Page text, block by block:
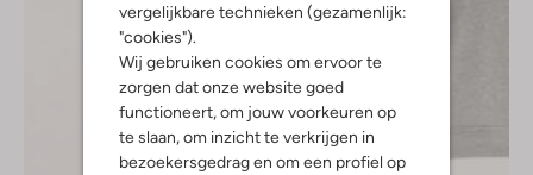
vergelijkbare technieken (gezamenlijk:
"cookies").
Wij gebruiken cookies om ervoor te
zorgen dat onze website goed
functioneert, om jouw voorkeuren op
te slaan, om inzicht te verkrijgen in
bezoekersgedrag en om een profiel op